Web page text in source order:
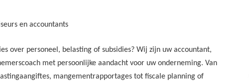
en accountants
over personeel, belasting of subsidies? Wij zijn uw accountant,
met persoonlijke aandacht voor uw onderneming. Van
mangementrapportages tot fiscale planning of